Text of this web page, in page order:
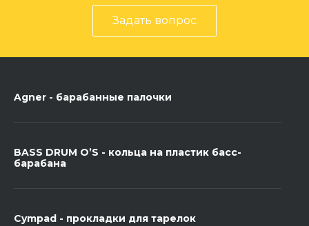
Задать вопрос
Agner - барабанные палочки
BASS DRUM O’S - кольца на пластик басс-
барабана
Cympad - прокладки для тарелок